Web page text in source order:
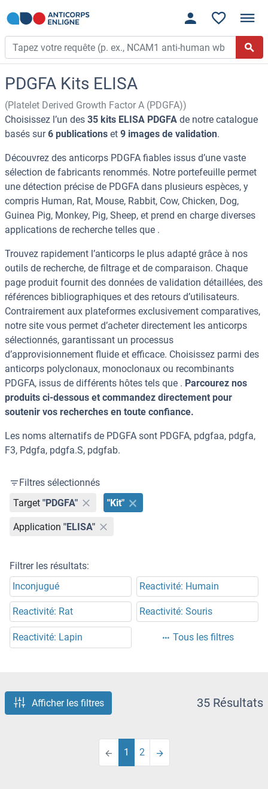
PDGFA Kits ELISA
(Platelet Derived Growth Factor A (PDGFA))
Choisissez l’un des 35 kits ELISA PDGFA de notre catalogue
basés sur6 publications et 9 images de validation.
Découvrez des anticorps PDGFA fiables issus d’une vaste
sélection de fabricants renommés. Notre portefeuille permet
une détection précise de PDGFA dans plusieurs espèces, y
compris Human, Rat, Mouse, Rabbit, Cow, Chicken, Dog,
Guinea Pig, Monkey, Pig, Sheep, et prend en charge diverses
applications de recherche telles que .
Trouvez rapidement l’anticorps le plus adapté grâce à nos
outils de recherche, de filtrage et de comparaison. Chaque
page produit fournit des données de validation détaillées, des
références bibliographiques et des retours d’utilisateurs.
Contrairement aux plateformes exclusivement comparatives,
notre site vous permet d’acheter directement les anticorps
sélectionnés, garantissant un processus
d’approvisionnement fluide et efficace. Choisissez parmi des
anticorps polyclonaux, monoclonaux ou recombinants
PDGFA, issus de différents hôtes tels que . Parcourez nos
produits ci-dessous et commandez directement pour
soutenir vos recherches en toute confiance.
Les noms alternatifs de PDGFA sont PDGFA, pdgfaa, pdgfa,
F3, Pdgfa, pdgfa.S, pdgfab.
Filtres sélectionnés
Target "PDGFA" "Kit"
Application "ELISA"
Filtrer les résultats:
Inconjugué
Reactivité: Humain
Reactivité: Rat Reactivité: Souris
Reactivité: Lapin Tous les filtres
Afficher les filtres 35 Résultats
1 2